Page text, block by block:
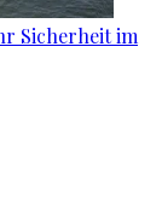
Sicherheit im